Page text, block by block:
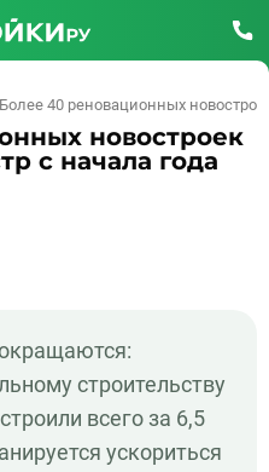
Более 40 реновационных
новостроек
с начала года
строительству
всего за 6,5
ускориться